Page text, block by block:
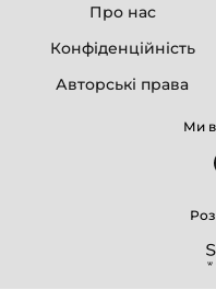
Про нас
Конфіденційність
Авторські права
Ми